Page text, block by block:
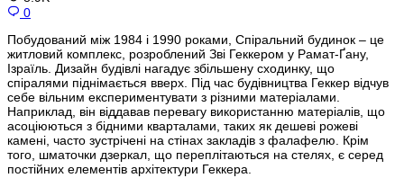
0
Побудований між 1984 і 1990 роками, Спіральний будинок – це
житловий комплекс, розроблений Зві Геккером у Рамат-Ґану,
Ізраїль. Дизайн будівлі нагадує збільшену сходинку, що
спіралями піднімається вверх. Під час будівництва Геккер відчув
себе вільним експериментувати з різними матеріалами.
Наприклад, він віддавав перевагу використанню матеріалів, що
асоціюються з бідними кварталами, таких як дешеві рожеві
камені, часто зустрічені на стінах закладів з фалафелю. Крім
того, шматочки дзеркал, що переплітаються на стелях, є серед
постійних елементів архітектури Геккера.